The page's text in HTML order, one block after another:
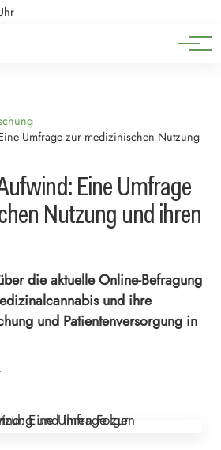
Umfrage zur medizinischen Nutzung
Eine Umfrage
Nutzung und ihren
die aktuelle Online-Befragung
und ihre
und Patientenversorgung in